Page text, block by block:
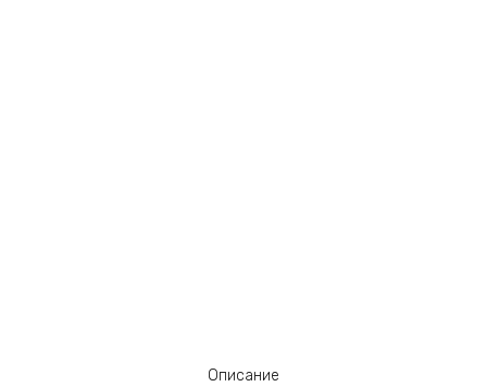
Описание